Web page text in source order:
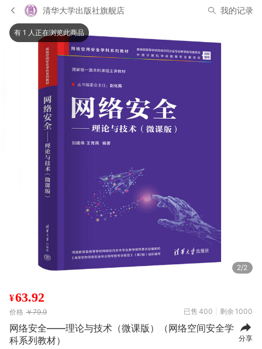
清华大学出版社旗舰店 我的记录
有 1 人正在浏览此商品
2/2
¥63.92
价格 ￥79.9 已售 400 剩余 1000
网络安全——理论与技术（微课版）（网络空间安全学
科系列教材）
分享